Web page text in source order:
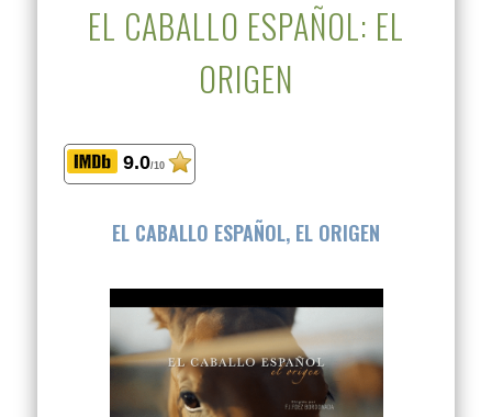
EL CABALLO ESPAÑOL: EL
ORIGEN
9.0/10
EL CABALLO ESPAÑOL, EL ORIGEN